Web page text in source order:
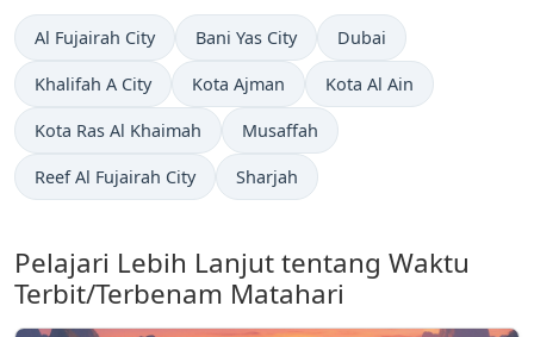
Al Fujairah City Bani Yas City Dubai
Khalifah A City Kota Ajman Kota Al Ain
Kota Ras Al Khaimah Musaffah
Reef Al Fujairah City Sharjah
Pelajari Lebih Lanjut tentang Waktu
Terbit/Terbenam Matahari